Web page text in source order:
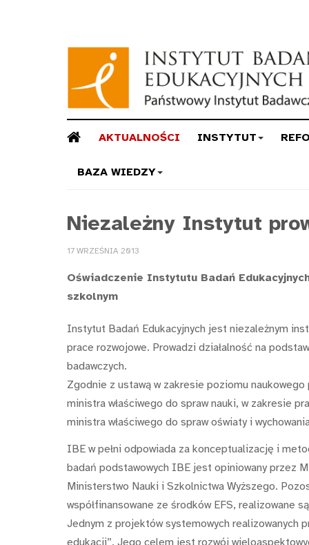
AKTUALNOŚCI INSTYTUT
BAZA WIEDZY
Niezależny Instytut
17 WRZEŚNIA 2013
Oświadczenie Instytutu Badań
szkolnym
Instytut Badań Edukacyjnych jest niezależnym
prace rozwojowe. Prowadzi działalność na
badawczych.
Zgodnie z ustawą w zakresie poziomu
ministra właściwego do spraw nauki, w zakresie
ministra właściwego do spraw oświaty i
IBE w pełni odpowiada za konceptualizację i
badań podstawowych IBE jest opiniowany przez
Ministerstwo Nauki i Szkolnictwa Wyższego.
współfinansowane ze środków EFS, realizowane
Jednym z projektów systemowych realizowanych
edukacji”. Jego celem jest rozwój